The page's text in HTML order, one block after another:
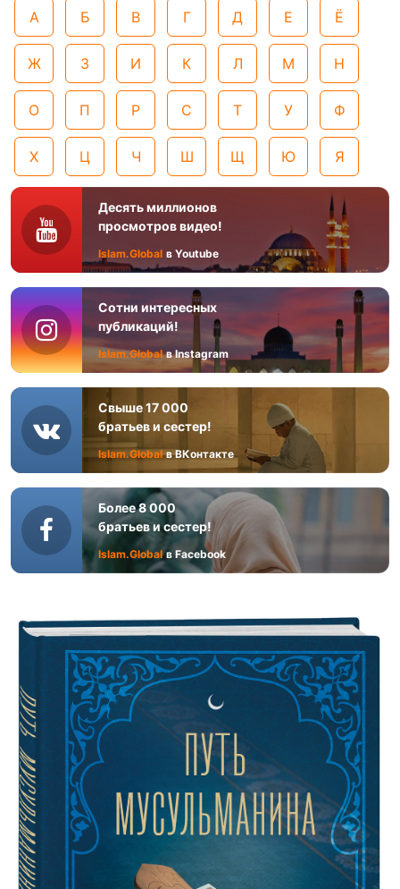
А Б В Г Д Е Ё
Ж З И К Л М Н
О П Р С Т У Ф
Х Ц Ч Ш Щ Ю Я
Десять миллионов
просмотров видео!
Islam.Global в Youtube
Сотни интересных
публикаций!
Islam.Global в Instagram
Свыше 17 000
братьев и сестер!
Islam.Global в ВКонтакте
Более 8 000
братьев и сестер!
Islam.Global в Facebook